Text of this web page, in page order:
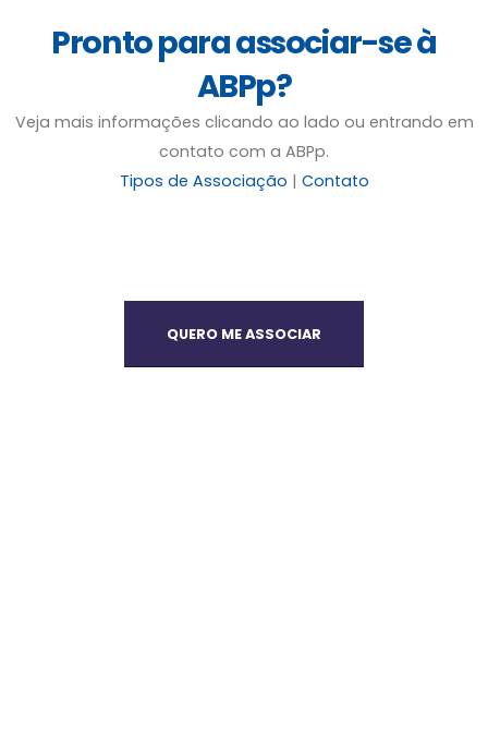
Pronto para associar-se à
ABPp?
Veja mais informações clicando ao lado ou entrando em
contato com a ABPp.
Tipos de Associação | Contato
QUERO ME ASSOCIAR